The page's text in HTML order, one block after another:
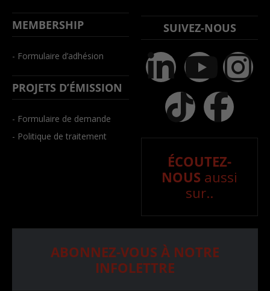
MEMBERSHIP
- Formulaire d’adhésion
PROJETS D’ÉMISSION
- Formulaire de demande
- Politique de traitement
SUIVEZ-NOUS
ÉCOUTEZ-
NOUS aussi
sur..
ABONNEZ-VOUS À NOTRE
INFOLETTRE